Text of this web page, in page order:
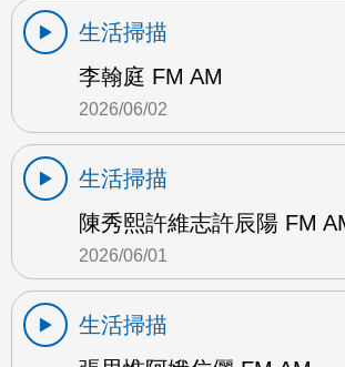
生活掃描
李翰庭 FM AM
2026/06/02
生活掃描
陳秀熙許維志許辰陽 FM
2026/06/01
生活掃描